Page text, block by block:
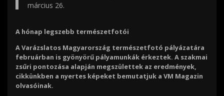
március 26.
A hónap legszebb természetfotói
A Varázslatos Magyarország természetfotó pályázatára
februárban is gyönyörű pályamunkák érkeztek. A szakmai
zsűri pontozása alapján megszülettek az eredmények,
cikkünkben a nyertes képeket bemutatjuk a VM Magazin
olvasóinak.